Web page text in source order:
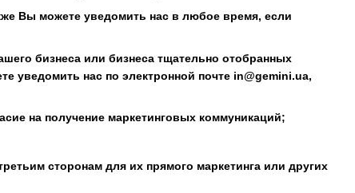
Вы можете уведомить нас в любое время, если
бизнеса или бизнеса тщательно отобранных
уведомить нас по электронной почте in@gemini.ua,
на получение маркетинговых коммуникаций;
сторонам для их прямого маркетинга или других